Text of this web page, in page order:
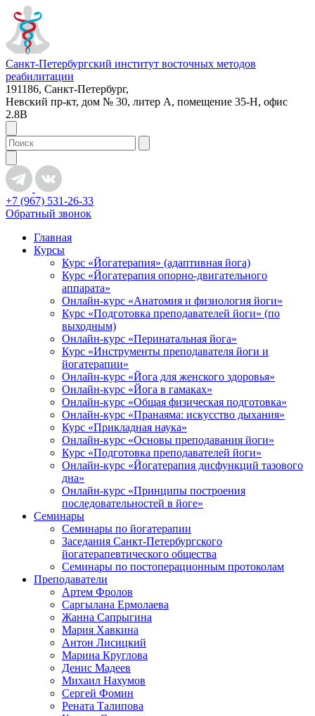
Санкт-Петербургский институт восточных методов
реабилитации
191186, Санкт-Петербург,
Невский пр-кт, дом № 30, литер А, помещение 35-Н, офис
2.8В
+7 (967) 531-26-33
Обратный звонок
Главная
Курсы
Курс «Йогатерапия» (адаптивная йога)
Курс «Йогатерапия опорно-двигательного
аппарата»
Онлайн-курс «Анатомия и физиология йоги»
Курс «Подготовка преподавателей йоги» (по
выходным)
Онлайн-курс «Перинатальная йога»
Курс «Инструменты преподавателя йоги и
йогатерапии»
Онлайн-курс «Йога для женского здоровья»
Онлайн-курс «Йога в гамаках»
Онлайн-курс «Общая физическая подготовка»
Онлайн-курс «Пранаяма: искусство дыхания»
Курс «Прикладная наука»
Онлайн-курс «Основы преподавания йоги»
Курс «Подготовка преподавателей йоги»
Онлайн-курс «Йогатерапия дисфункций тазового
дна»
Онлайн-курс «Принципы построения
последовательностей в йоге»
Семинары
Семинары по йогатерапии
Заседания Санкт-Петербургского
йогатерапевтического общества
Семинары по постоперационным протоколам
Преподаватели
Артем Фролов
Саргылана Ермолаева
Жанна Сапрыгина
Мария Хавкина
Антон Лисицкий
Марина Круглова
Денис Мадеев
Михаил Нахумов
Сергей Фомин
Рената Талипова